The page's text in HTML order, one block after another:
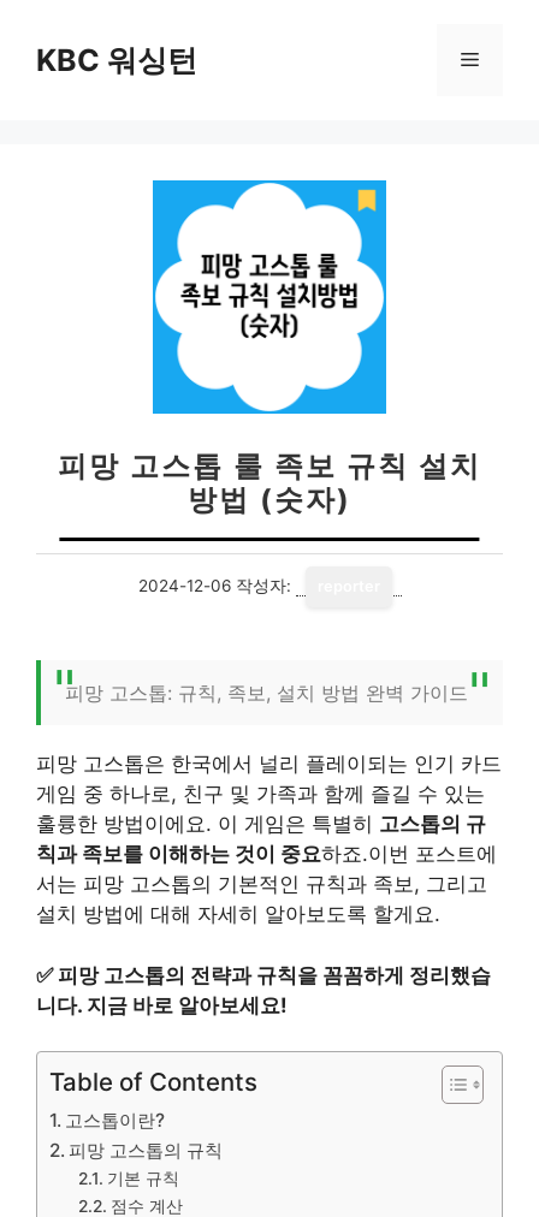
KBC 워싱턴 메
피망 고스톱 룰 족보 규칙 설치
방법 (숫자)
2024-12-06 작성자:
피망 고스톱: 규칙, 족보, 설치 방법 완벽 가이드
피망 고스톱은 한국에서 널리 플레이되는 인기 카드
게임 중 하나로, 친구 및 가족과 함께 즐길 수 있는
훌륭한 방법이에요. 이 게임은 특별히 고스톱의 규
칙과 족보를 이해하는 것이 중요하죠.이번 포스트에
서는 피망 고스톱의 기본적인 규칙과 족보, 그리고
설치 방법에 대해 자세히 알아보도록 할게요.
✅ 피망 고스톱의 전략과 규칙을 꼼꼼하게 정리했습
니다. 지금 바로 알아보세요!
Table of Contents
고스톱이란?
피망 고스톱의 규칙
기본 규칙
점수 계산